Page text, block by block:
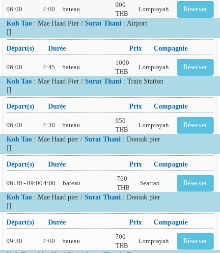
06:00 4:00 bateau
900
THB
Lomprayah Réserver
Koh Tao: Mae Haad Pier / Surat Thani : Airport
Départ(s) Durée Prix Compagnie
06:00 4:45 bateau
1000
THB
Lomprayah Réserver
Koh Tao: Mae Haad Pier / Surat Thani : Train Station
Départ(s) Durée Prix Compagnie
06:00 4:30 bateau
950
THB
Lomprayah Réserver
Koh Tao: Mae Haad pier / Surat Thani : Donsak pier
Départ(s) Durée Prix Compagnie
06:30 - 09:004:00 bateau
760
THB
Seatran Réserver
Koh Tao: Mae Haad pier / Surat Thani: Donsak pier
Départ(s) Durée Prix Compagnie
09:30 4:00 bateau
700
THB
Lomprayah Réserver